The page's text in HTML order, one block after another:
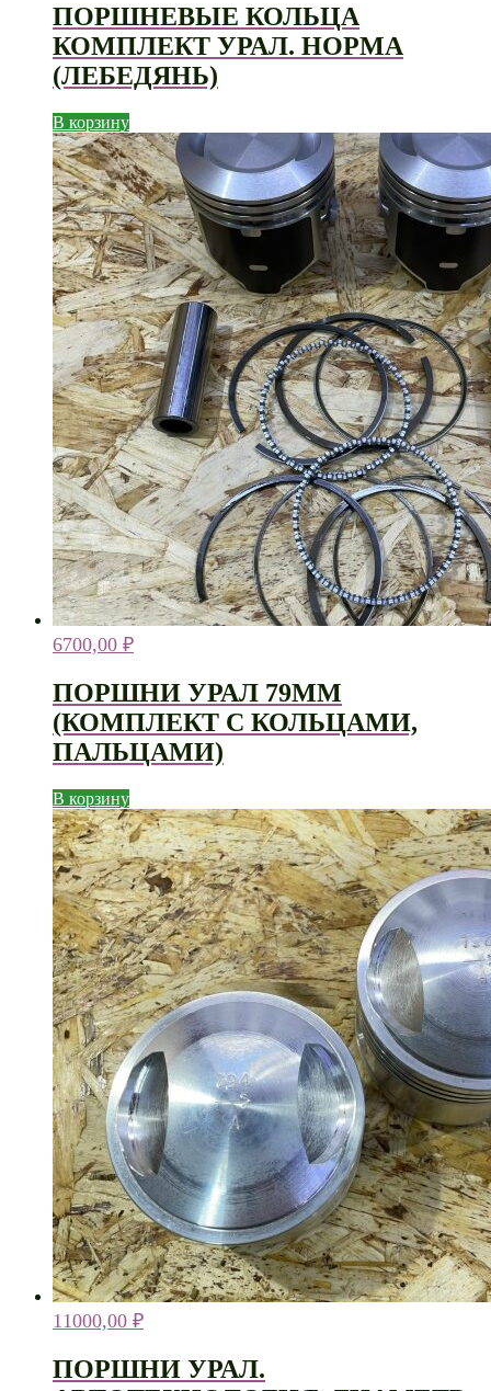
ПОРШНЕВЫЕ КОЛЬЦА
КОМПЛЕКТ УРАЛ. НОРМА
(ЛЕБЕДЯНЬ)
В корзину
6700,00 ₽
ПОРШНИ УРАЛ 79ММ
(КОМПЛЕКТ С КОЛЬЦАМИ,
ПАЛЬЦАМИ)
В корзину
11000,00 ₽
ПОРШНИ УРАЛ.